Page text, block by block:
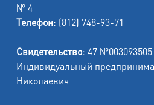
№ 4
Телефон: (812) 748-93-71
Свидетельство: 47 №003093505
Индивидуальный
Николаевич